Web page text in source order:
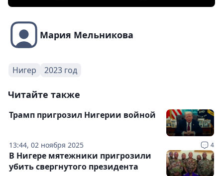
Мария Мельникова
Нигер 2023 год
Читайте также
13:44, 02 ноября 2025 4
Трамп пригрозил Нигерии войной
В Нигере мятежники пригрозили
убить свергнутого президента